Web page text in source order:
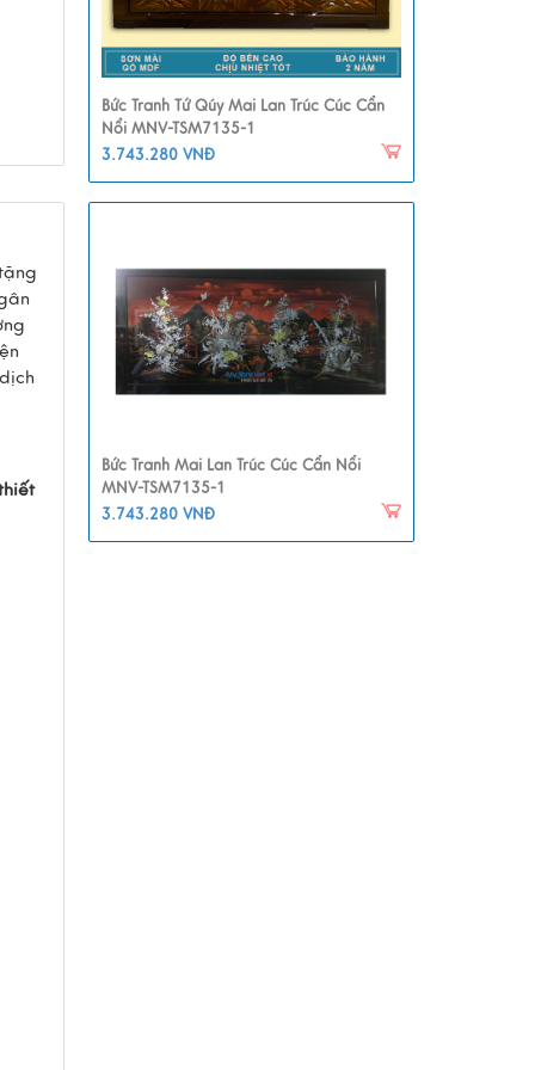
Bức Tranh Tứ Qúy Mai Lan Trúc Cúc Cẩn
Nổi MNV-TSM7135-1
3.743.280 VNĐ
Bức Tranh Mai Lan Trúc Cúc Cẩn Nổi
MNV-TSM7135-1
3.743.280 VNĐ